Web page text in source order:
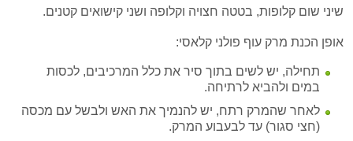
שיני שום קלופות, בטטה חצויה וקלופה ושני קישואים קטנים.
אופן הכנת מרק עוף פולני קלאסי:
תחילה, יש לשים בתוך סיר את כלל המרכיבים, לכסות
במים ולהביא לרתיחה.
לאחר שהמרק רתח, יש להנמיך את האש ולבשל עם מכסה
(חצי סגור) עד לבעבוע המרק.